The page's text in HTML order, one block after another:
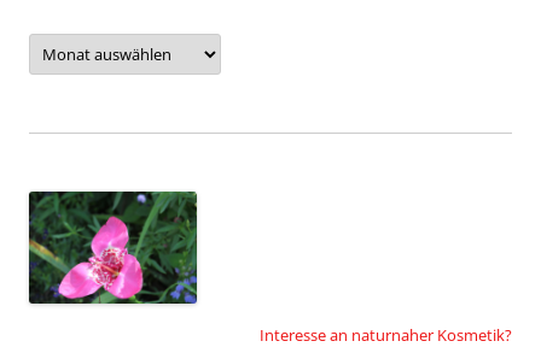
Archiv
Interesse an naturnaher Kosmetik?